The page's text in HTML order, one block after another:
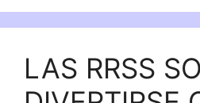
LAS RRSS